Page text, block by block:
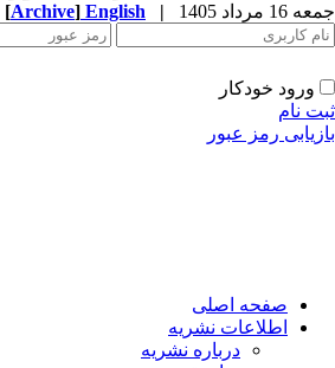
مرداد 1405 |
English
[Archive]
ورود خودکار
نام
رمز عبور
صفحه اصلی
اطلاعات نشریه
درباره نشریه